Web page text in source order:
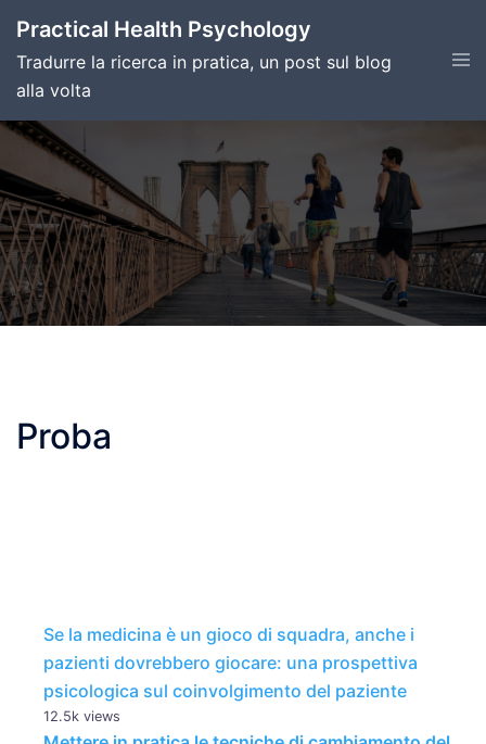
content
Practical Health Psychology
Tradurre la ricerca in pratica, un post sul blog
alla volta
Proba
Se la medicina è un gioco di squadra, anche i
pazienti dovrebbero giocare: una prospettiva
psicologica sul coinvolgimento del paziente
12.5k views